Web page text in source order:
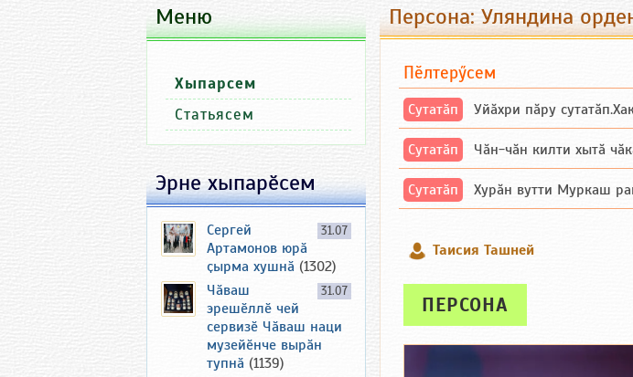
Персона: Уляндина
Пӗлтерӳсем
Сутатӑп Уйăхри пăру
Сутатӑп Чăн-чăн килти хытă
Сутатӑп Хурăн вутти Муркаш
Таисия Ташней
ПЕРСОНА
Меню
Хыпарсем
Статьясем
Эрне хыпарӗсем
31.07
Сергей
Артамонов юрӑ
ҫырма хушнӑ (1302)
31.07
Чӑваш
эрешӗллӗ чей
сервизӗ Чӑваш наци
музейӗнче вырӑн
тупнӑ (1139)